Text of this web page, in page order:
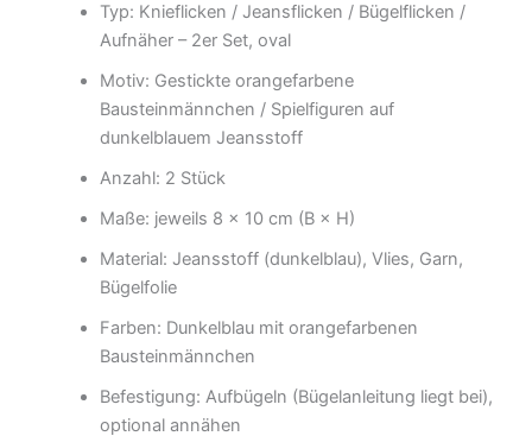
Typ: Knieflicken / Jeansflicken / Bügelflicken /
Aufnäher – 2er Set, oval
Motiv: Gestickte orangefarbene
Bausteinmännchen / Spielfiguren auf
dunkelblauem Jeansstoff
Anzahl: 2 Stück
Maße: jeweils 8 × 10 cm (B × H)
Material: Jeansstoff (dunkelblau), Vlies, Garn,
Bügelfolie
Farben: Dunkelblau mit orangefarbenen
Bausteinmännchen
Befestigung: Aufbügeln (Bügelanleitung liegt bei),
optional annähen